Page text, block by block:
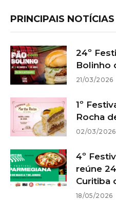
PRINCIPAIS NOTÍCIAS
24º
Bolinho
21/03/2026
1º
Rocha
02/03/2026
4º
reúne
Curitiba
18/05/2026